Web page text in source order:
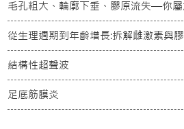
毛孔粗大、輪廓下垂、膠原流失—你屬
從生理週期到年齡增長:拆解雌激素與
結構性超聲波
足底筋膜炎